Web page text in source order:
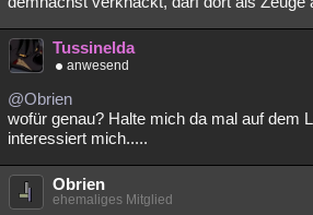
Tussinelda
anwesend
@Obrien
wofür genau? Halte mich da mal auf dem
interessiert mich.....
Obrien
ehemaliges Mitglied